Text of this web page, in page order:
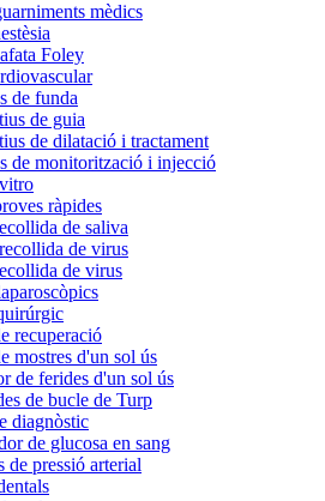
mèdics
Foley
de funda
de guia
de dilatació i tractament
de monitorització i injecció
ràpides
de saliva
de virus
de virus
recuperació
mostres d'un sol ús
de ferides d'un sol ús
de bucle de Turp
diagnòstic
de glucosa en sang
de pressió arterial